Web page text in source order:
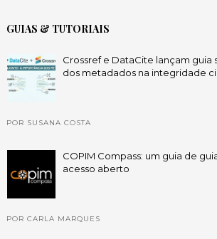
GUIAS & TUTORIAIS
Crossref e DataCite lançam
dos metadados na integridade
POR SUSANA COSTA
COPIM Compass: um guia de
acesso aberto
POR CARLA MARQUES